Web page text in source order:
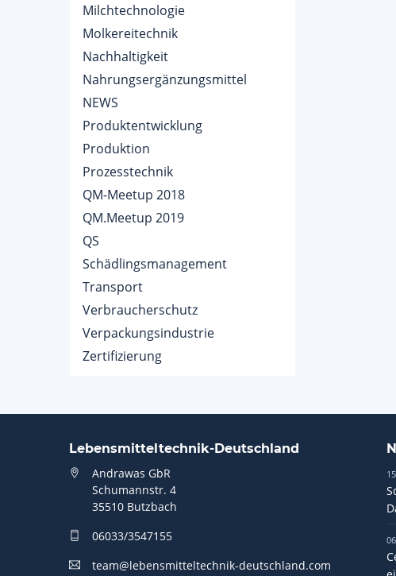
Milchtechnologie
Molkereitechnik
Nachhaltigkeit
Nahrungsergänzungsmittel
NEWS
Produktentwicklung
Produktion
Prozesstechnik
QM-Meetup 2018
QM.Meetup 2019
QS
Schädlingsmanagement
Transport
Verbraucherschutz
Verpackungsindustrie
Zertifizierung
Lebensmitteltechnik-Deutschland
Andrawas GbR
Schumannstr. 4
35510 Butzbach
06033/3547155
team@lebensmitteltechnik-deutschland.com